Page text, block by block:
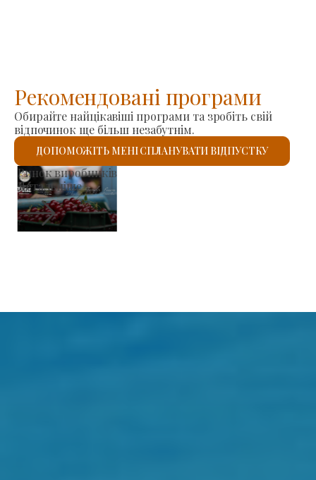
Рекомендовані програми
Обирайте найцікавіші програми та зробіть свій
відпочинок ще більш незабутнім.
ДОПОМОЖІТЬ МЕНІ СПЛАНУВАТИ ВІДПУСТКУ
Римо-католицький костел Святого Ласло
Детальніше